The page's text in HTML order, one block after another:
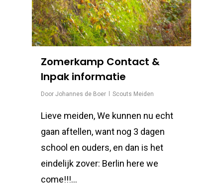
Zomerkamp Contact &
Inpak informatie
Door Johannes de Boer Scouts Meiden
Lieve meiden, We kunnen nu echt
gaan aftellen, want nog 3 dagen
school en ouders, en dan is het
eindelijk zover: Berlin here we
come!!!…